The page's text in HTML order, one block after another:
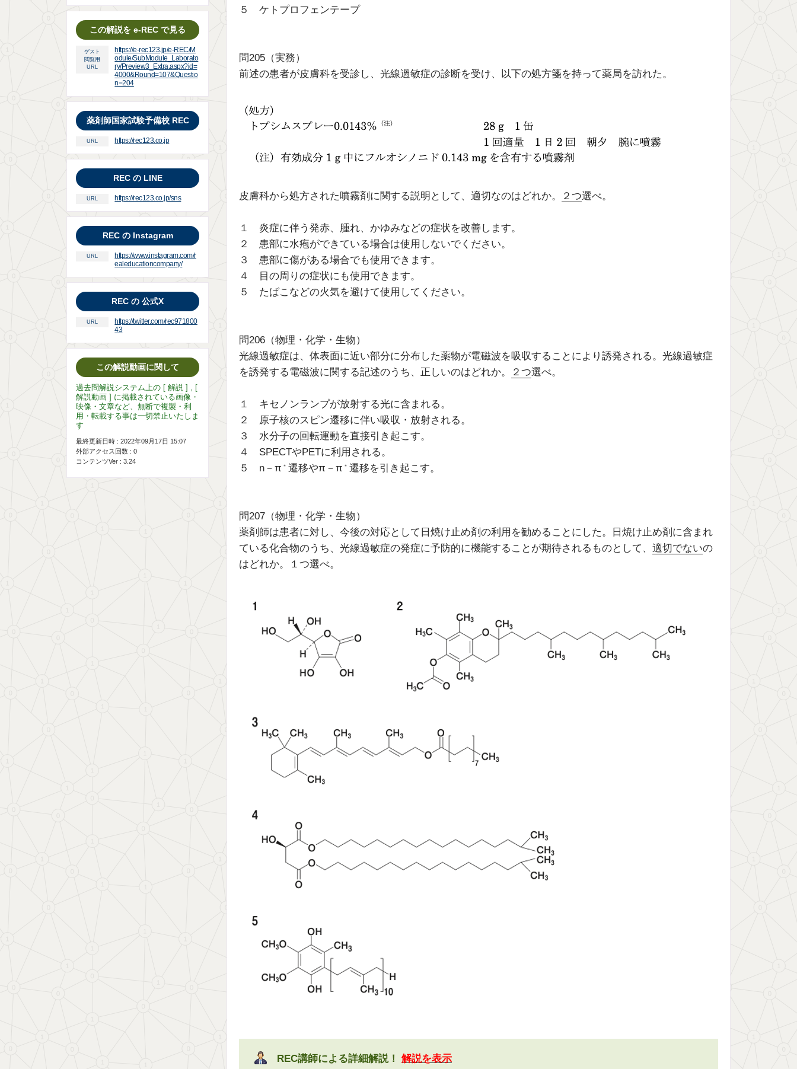
５ ケトプロフェンテープ
問205（実務）
前述の患者が皮膚科を受診し、光線過敏症の診断を受け、以下の処方箋を持って薬局を訪れた。
皮膚科から処方された噴霧剤に関する説明として、適切なのはどれか。 ２つ選べ。
１ 炎症に伴う発赤、腫れ、かゆみなどの症状を改善します。
２ 患部に水疱ができている場合は使用しないでください。
３ 患部に傷がある場合でも使用できます。
４ 目の周りの症状にも使用できます。
５ たばこなどの火気を避けて使用してください。
問206（物理・化学・生物）
光線過敏症は、体表面に近い部分に分布した薬物が電磁波を吸収することにより誘発される。光線過敏症
を誘発する電磁波に関する記述のうち、正しいのはどれか。
２つ選べ。
１ キセノンランプが放射する光に含まれる。
２ 原子核のスピン遷移に伴い吸収・放射される。
３ 水分子の回転運動を直接引き起こす。
４ SPECTやPETに利用される。
５ n－π ＊ 遷移やπ－π ＊ 遷移を引き起こす。
問207（物理・化学・生物）
薬剤師は患者に対し、今後の対応として日焼け止め剤の利用を勧めることにした。日焼け止め剤に含まれ
ている化合物のうち、光線過敏症の発症に予防的に機能することが期待されるものとして、 適切でないの
はどれか。１つ選べ。
REC講師による詳細解説！ 解説を表示
この解説を e-REC で見る
ゲスト
閲覧用
URL
https://e-rec123.jp/e-REC/M
odule/SubModule_Laborato
ry/Preview3_Extra.aspx?id=
4000&Round=107&Questio
n=204
薬剤師国家試験予備校 REC
URL https://rec123.co.jp
REC の LINE
URL https://rec123.co.jp/sns
REC の Instagram
URL
https://www.instagram.com/r
ealeducationcompany/
REC の 公式X
URL
https://twitter.com/rec971800
43
この解説動画に関して
過去問解説システム上の [ 解説 ] , [
解説動画 ] に掲載されている画像・
映像・文章など、無断で複製・利
用・転載する事は一切禁止いたしま
す
最終更新日時 : 2022年09月17日 15:07
外部アクセス回数 : 0
コンテンツVer : 3.24